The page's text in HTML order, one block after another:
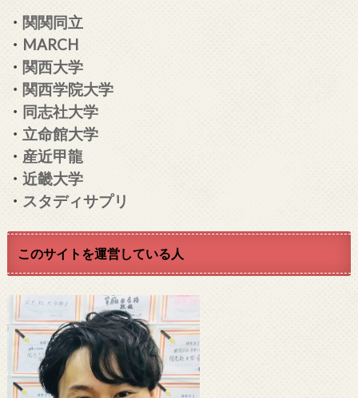
・ 関関同立
・ MARCH
・ 関西大学
・ 関西学院大学
・ 同志社大学
・ 立命館大学
・ 産近甲龍
・ 近畿大学
・ スタディサプリ
このサイトを運営している人